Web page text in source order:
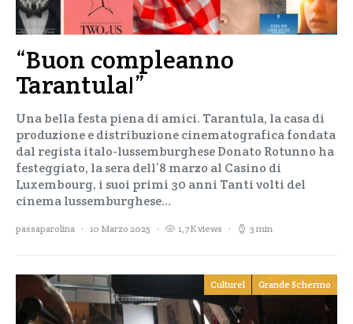
“Buon compleanno
Tarantula!”
Una bella festa piena di amici. Tarantula, la casa di
produzione e distribuzione cinematografica fondata
dal regista italo-lussemburghese Donato Rotunno ha
festeggiato, la sera dell’8 marzo al Casino di
Luxembourg, i suoi primi 30 anni Tanti volti del
cinema lussemburghese…
passaparolina 10 Marzo 2025 1,7K views 3 min
Culturel Grande Schermo